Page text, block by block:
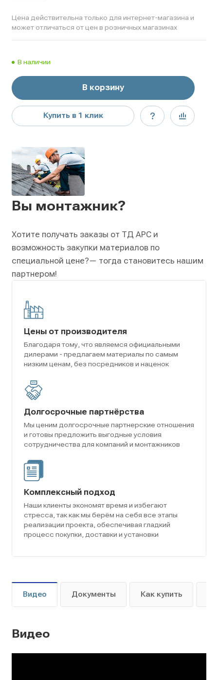
Цена действительна только для интернет-магазина и
может отличаться от цен в розничных магазинах
В наличии
В корзину
Купить в 1 клик
Вы монтажник?
Хотите получать заказы от ТД АРС и
возможность закупки материалов по
специальной цене?— тогда становитесь нашим
партнером!
Цены от производителя
Благодаря тому, что являемся официальными
дилерами - предлагаем материалы по самым
низким ценам, без посредников и наценок
Долгосрочные партнёрства
Мы ценим долгосрочные партнерские отношения
и готовы предложить выгодные условия
сотрудничества для компаний и монтажников
Комплексный подход
Наши клиенты экономят время и избегают
стресса, так как мы берём на себя все этапы
реализации проекта, обеспечивая гладкий
процесс покупки, доставки и установки
Видео Документы Как купить
Видео